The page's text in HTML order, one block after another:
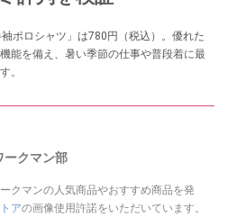
ポロシャツ」は780円（税込）。優れた
能を備え、暑い季節の仕事や普段着に最
。
ークマン部
クマンの人気商品やおすすめ商品を発
アの画像使用許諾をいただいています。